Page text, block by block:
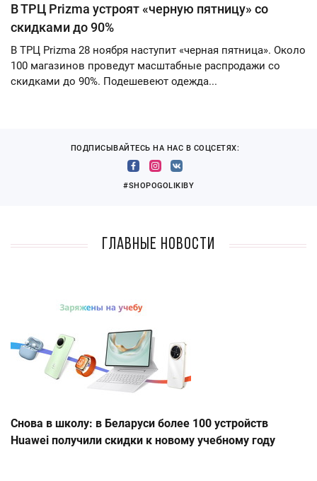
В ТРЦ Prizma устроят «черную пятницу» со
скидками до 90%
В ТРЦ Prizma 28 ноября наступит «черная пятница». Около
100 магазинов проведут масштабные распродажи со
скидками до 90%. Подешевеют одежда...
ПОДПИСЫВАЙТЕСЬ НА НАС В СОЦСЕТЯХ:
#SHOPOGOLIKIBY
Главные новости
Снова в школу: в Беларуси более 100 устройств
Huawei получили скидки к новому учебному году